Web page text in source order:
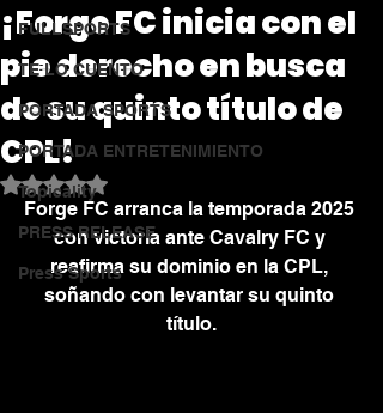
FULLSPORTS
TE LO CUENTO
PORTADA SPORTS
PORTADA ENTRETENIMIENTO
Topicality
PRESS RELEASE
Press Sports
¡Forge FC inicia con el
pie derecho en busca
de su quinto título de
CPL!
Obtuvo NaN de 5 estrellas.
Forge FC arranca la temporada 2025
con victoria ante Cavalry FC y
reafirma su dominio en la CPL,
soñando con levantar su quinto
título.